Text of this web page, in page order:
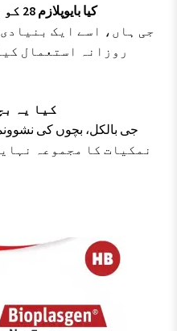
1. کیا بایوپلازم 28 کو روزانہ لیا جا سکتا ہے؟
جی ہاں، اسے ایک
روزانہ استعمال
2. کیا
نمکیات کا مجموعہ